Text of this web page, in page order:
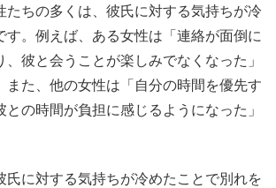
たちの多くは、彼氏に対する気持ちが冷
す。例えば、ある女性は「連絡が面倒に
彼と会うことが楽しみでなくなった」
また、他の女性は「自分の時間を優先す
との時間が負担に感じるようになった」
氏に対する気持ちが冷めたことで別れを